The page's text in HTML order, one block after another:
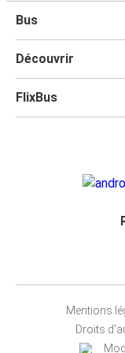
Bus
Découvrir
FlixBus
Mentions
Droits